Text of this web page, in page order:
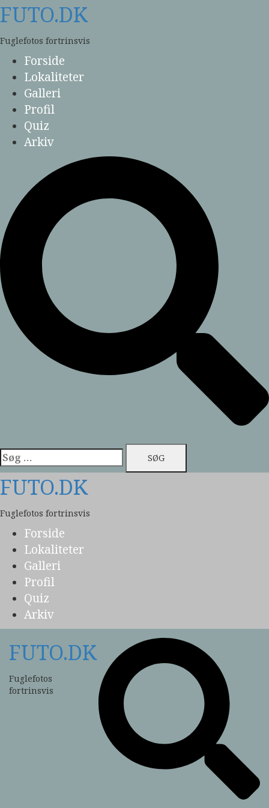
Skip
to
content
FUTO.DK
Fuglefotos fortrinsvis
Forside
Lokaliteter
Galleri
Profil
Quiz
Arkiv
Søg
efter:
FUTO.DK
Fuglefotos fortrinsvis
Forside
Lokaliteter
Galleri
Profil
Quiz
Arkiv
FUTO.DK
Fuglefotos
fortrinsvis